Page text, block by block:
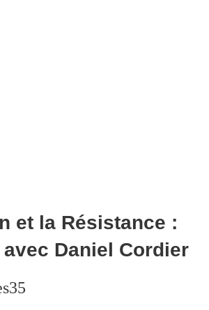
et la Résistance :
Daniel Cordier